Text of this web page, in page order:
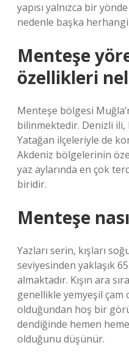
yapısı yalnızca bir
nedenle başka
Menteşe
özellikleri
Menteşe bölgesi
bilinmektedir. Denizli ili,
Yatağan ilçeleriyle de
Akdeniz bölgelerinin
yaz aylarında en çok
biridir.
Menteşe
Yazları serin, kışları
seviyesinden yaklaşık
almaktadır. Kışın ara
genellikle yemyeşil çam
olduğundan hoş bir
dendiğinde hemen
olduğunu düşünür.